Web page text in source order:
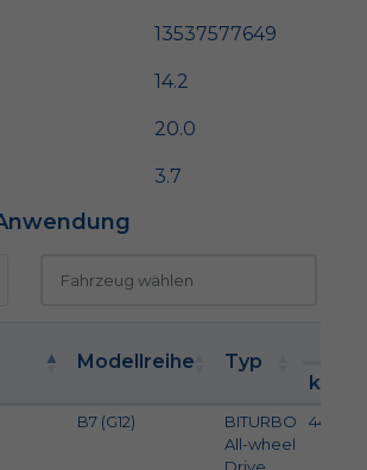
13537577649
14.2
20.0
3.7
Modellreihe Typ
kW
B7 (G12)
BITURBO
All-wheel
447